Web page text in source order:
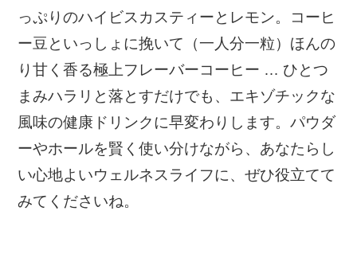
っぷりのハイビスカスティーとレモン。コーヒ
ー豆といっしょに挽いて（一人分一粒）ほんの
り甘く香る極上フレーバーコーヒー … ひとつ
まみハラリと落とすだけでも、エキゾチックな
風味の健康ドリンクに早変わりします。パウダ
ーやホールを賢く使い分けながら、あなたらし
い心地よいウェルネスライフに、ぜひ役立てて
みてくださいね。